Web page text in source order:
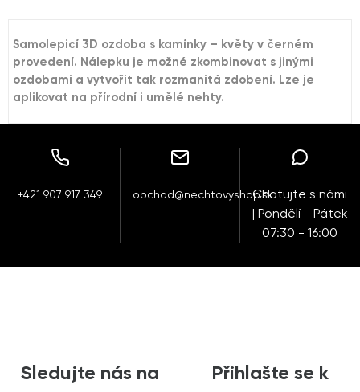
Samolepicí 3D ozdoba s kamínky – květy v černém
provedení. Nálepku je možné zkombinovat s jinými
ozdobami a vytvořit tak rozmanitá zdobení. Lze je
aplikovat na přírodní i umělé nehty.
+421 907 917 349 obchod@nechtovyshop.skChatujte s námi
| Pondělí - Pátek
07:30 - 16:00
Sledujte nás na
Přihlašte se k